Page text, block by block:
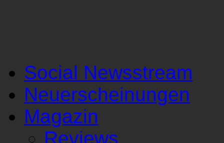
Social Newsstream
Neuerscheinungen
Magazin
Reviews